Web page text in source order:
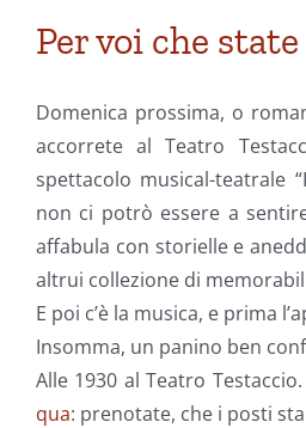
Per voi che
Domenica prossima, o
accorrete al Teatro
spettacolo musical-teatrale
non ci potrò essere a
affabula con storielle e
altrui collezione di
E poi c’è la musica, e prima
Insomma, un panino ben
Alle 1930 al Teatro
qua: prenotate, che i posti